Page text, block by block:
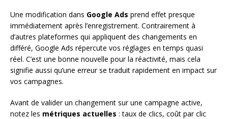
Une modification dans Google Ads prend effet presque
immédiatement après l’enregistrement. Contrairement à
d’autres plateformes qui appliquent des changements en
différé, Google Ads répercute vos réglages en temps quasi
réel. C’est une bonne nouvelle pour la réactivité, mais cela
signifie aussi qu’une erreur se traduit rapidement en impact sur
vos campagnes.
Avant de valider un changement sur une campagne active,
notez les métriques actuelles : taux de clics, coût par clic